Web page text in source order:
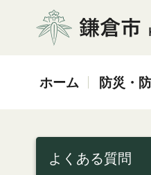
鎌倉市
ホーム 防災・
よくある質問